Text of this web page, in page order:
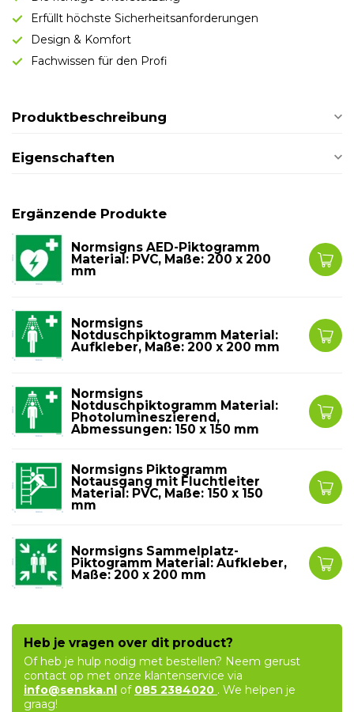
Erfüllt höchste Sicherheitsanforderungen
Design & Komfort
Fachwissen für den Profi
Produktbeschreibung
Eigenschaften
Ergänzende Produkte
Normsigns AED-Piktogramm
Material: PVC, Maße: 200 x 200
mm
Normsigns
Notduschpiktogramm Material:
Aufkleber, Maße: 200 x 200 mm
Normsigns
Notduschpiktogramm Material:
Photolumineszierend,
Abmessungen: 150 x 150 mm
Normsigns Piktogramm
Notausgang mit Fluchtleiter
Material: PVC, Maße: 150 x 150
mm
Normsigns Sammelplatz-
Piktogramm Material: Aufkleber,
Maße: 200 x 200 mm
Heb je vragen over dit product?
Of heb je hulp nodig met bestellen? Neem gerust
contact op met onze klantenservice via
info@senska.nl of 085 2384020 . We helpen je
graag!